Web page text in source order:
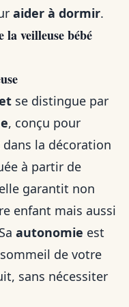
aider à dormir.
la veilleuse bébé
se distingue par
, conçu pour
la décoration
à partir de
garantit non
enfant mais aussi
autonomie est
de votre
sans nécessiter